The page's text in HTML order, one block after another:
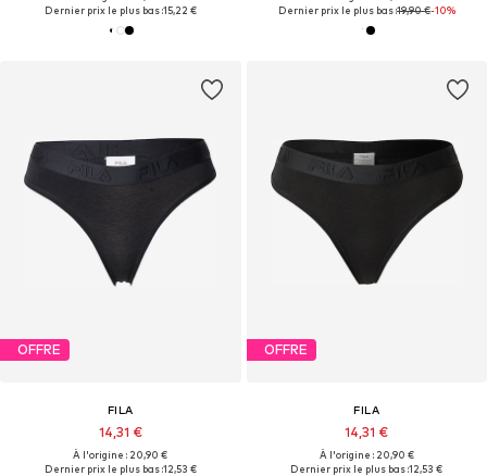
Dernier prix le plus bas :15,22 €
Dernier prix le plus bas :19,90 €-10%
OFFRE
FILA
14,31 €
À l'origine : 20,90 €
Dernier prix le plus bas :12,53 €
OFFRE
FILA
14,31 €
À l'origine : 20,90 €
Dernier prix le plus bas :12,53 €